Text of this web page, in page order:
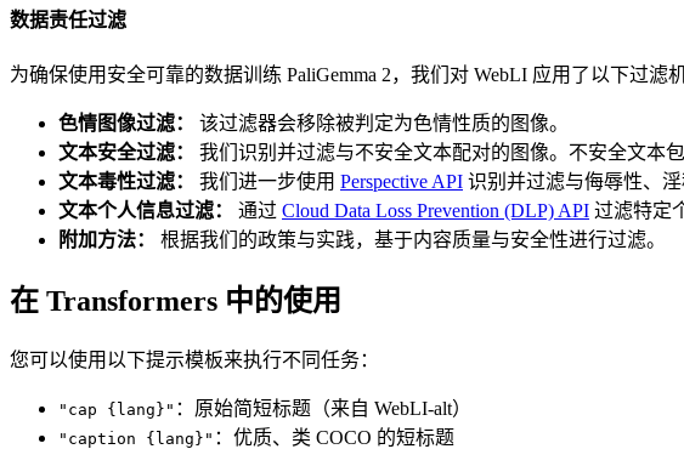
数据责任过滤
为确保使用安全可靠的数据训练 PaliGemma 2，我们对 WebLI 应用了以下过滤机
色情图像过滤：
该过滤器会移除被判定为色情性质的图像。
文本安全过滤：
我们识别并过滤与不安全文本配对的图像。不安全文本
文本毒性过滤：
我们进一步使用 Perspective API 识别并过滤与侮辱性、
文本个人信息过滤：
通过 Cloud Data Loss Prevention (DLP) API 过滤特定
附加方法：
根据我们的政策与实践，基于内容质量与安全性进行过滤。
在 Transformers 中的使用
您可以使用以下提示模板来执行不同任务：
"cap {lang}" ：原始简短标题（来自 WebLI-alt）
"caption {lang}" ：优质、类 COCO 的短标题